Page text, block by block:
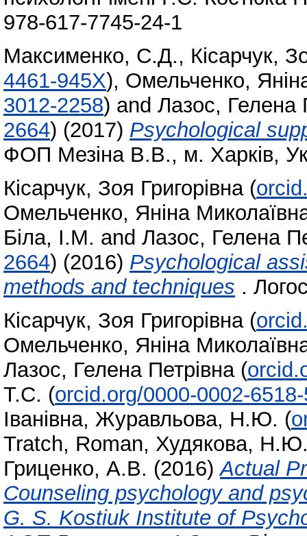
978-617-7745-24-1
Максименко, С.Д., Кісарчук,
4461-945X), Омельченко,
3012-2258) and Лазос, Гелена
2664) (2017) Psychological
ФОП Мезіна В.В., м. Харків,
Кісарчук, Зоя Григорівна (
Омельченко, Яніна
Біла, І.М. and Лазос, Гелена
2664) (2016) Psychological
methods and techniques .
Кісарчук, Зоя Григорівна (
Омельченко, Яніна
Лазос, Гелена Петрівна (
Т.С. (orcid.org/0000-0002-
Іванівна, Журавльова, Н.Ю. (
Tratch, Roman, Худякова,
Гриценко, А.В. (2016)Actual
Counseling psychology and
G. S. Kostiuk Institute of